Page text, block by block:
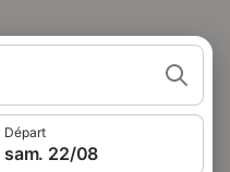
Départ
sam. 22/08